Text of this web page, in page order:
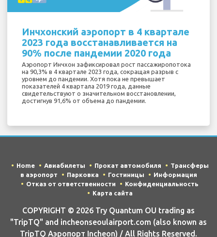
Инчхонский аэропорт в 4 квартале
2023 года восстанавливается на
90% после пандемии 2020 года
Аэропорт Инчхон зафиксировал рост пассажиропотока
на 90,3% в 4 квартале 2023 года, сокращая разрыв с
уровнем до пандемии. Хотя пока не превышает
показателей 4 квартала 2019 года, данные
свидетельствуют о значительном восстановлении,
достигнув 91,6% от объема до пандемии.
Home Авиабилеты Прокат автомобиля
Трансферы
в аэропорт
Парковка Гостиницы
Информация
Отказ от ответственности
Конфиденциальность
Карта сайта
COPYRIGHT © 2026 Try Quantum OU trading as
"TripTQ" and incheonseoulairport.com (also known as
TripTQ Аэропорт Incheon) / All Rights Reserved.